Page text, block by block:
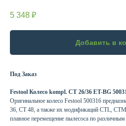
5 348 ₽
Добавить в
Под Заказ
Festool Колесо kompl. CT 26/36 ET-BG
Оригинальное колесо Festool 500316
36, CT 48, а также их модификаций CTL,
плавное перемещение пылесоса по